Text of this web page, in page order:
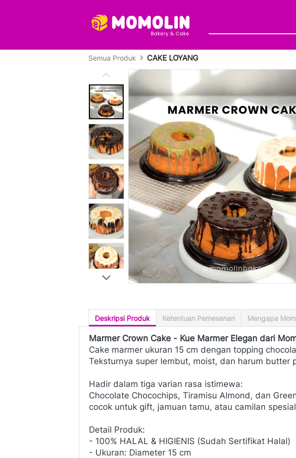
Semua Produk CAKE LOYANG
Deskripsi Produk Ketentuan Pemesanan Mengapa
Marmer Crown Cake - Kue Marmer Elegan dari
Cake marmer ukuran 15 cm dengan topping
Teksturnya super lembut, moist, dan harum butter
Hadir dalam tiga varian rasa istimewa:
Chocolate Chocochips, Tiramisu Almond, dan
cocok untuk gift, jamuan tamu, atau camilan
Detail Produk:
- 100% HALAL & HIGIENIS (Sudah Sertifikat Halal)
- Ukuran: Diameter 15 cm